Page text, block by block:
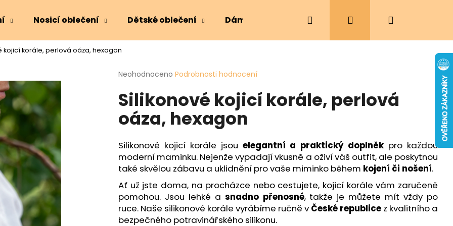
Nosicí oblečení Dětské oblečení Dámské oblečení Ergonomická nosítka
Hledat PřihlášeníNákupní
kojicí korále, perlová oáza, hexagon
Průměrné
produktu
je
z
hvězdiček.
Neohodnoceno Podrobnosti hodnocení
Silikonové kojicí korále, perlová
oáza, hexagon
Silikonové kojicí korále jsou elegantní a praktický doplněk pro každou
moderní maminku. Nejenže vypadají vkusně a oživí váš outfit, ale poskytnou
také skvělou zábavu a uklidnění pro vaše miminko během kojení či nošení.
Ať už jste doma, na procházce nebo cestujete, kojicí korále vám zaručeně
pomohou. Jsou lehké a snadno přenosné, takže je můžete mít vždy po
ruce. Naše silikonové korále vyrábíme ručně v České republice z kvalitního a
bezpečného potravinářského silikonu.
Co potřebujete najít?
HLEDAT
Doporučujeme